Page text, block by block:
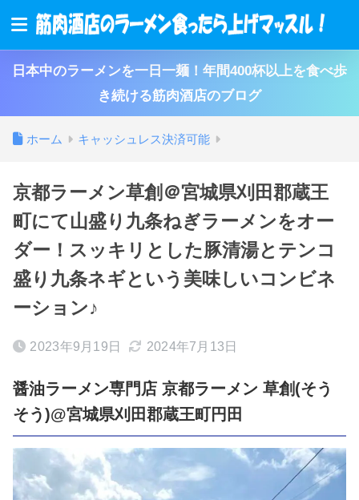
日本中のラーメンを一日一麺！年間400杯以上を食べ歩
き続ける筋肉酒店のブログ
ホーム キャッシュレス決済可能
京都ラーメン草創＠宮城県刈田郡蔵王
町にて山盛り九条ねぎラーメンをオー
ダー！スッキリとした豚清湯とテンコ
盛り九条ネギという美味しいコンビネ
ーション♪
2023年9月19日 2024年7月13日
醤油ラーメン専門店 京都ラーメン 草創(そう
そう)@宮城県刈田郡蔵王町円田